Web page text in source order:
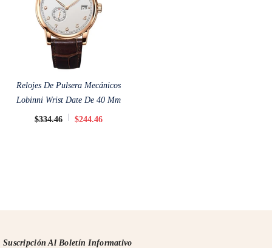
Relojes De Pulsera Mecánicos
Lobinni Wrist Date De 40 Mm
$334.46 $244.46
Suscripción Al Boletín Informativo